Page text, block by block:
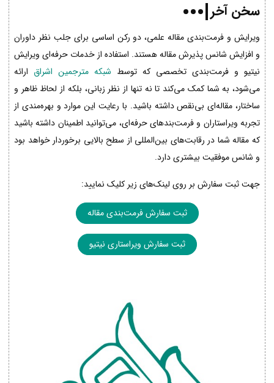
سخن آخر
ویرایش و فرمت‌بندی مقاله علمی، دو رکن اساسی برای جلب نظر داوران
و افزایش شانس پذیرش مقاله هستند. استفاده از خدمات حرفه‌ای ویرایش
نیتیو و فرمت‌بندی تخصصی که توسط شبکه مترجمین اشراق ارائه
می‌شود، به شما کمک می‌کند تا نه تنها از نظر زبانی، بلکه از لحاظ ظاهر و
ساختار، مقاله‌ای بی‌نقص داشته باشید. با رعایت این موارد و بهره‌مندی از
تجربه ویراستاران و فرمت‌بندهای حرفه‌ای، می‌توانید اطمینان داشته باشید
که مقاله شما در رقابت‌های بین‌المللی از سطح بالایی برخوردار خواهد بود
و شانس موفقیت بیشتری دارد.
جهت ثبت سفارش بر روی لینک‌های زیر کلیک نمایید:
ثبت سفارش فرمت‌بندی مقاله
ثبت سفارش ویراستاری نیتیو